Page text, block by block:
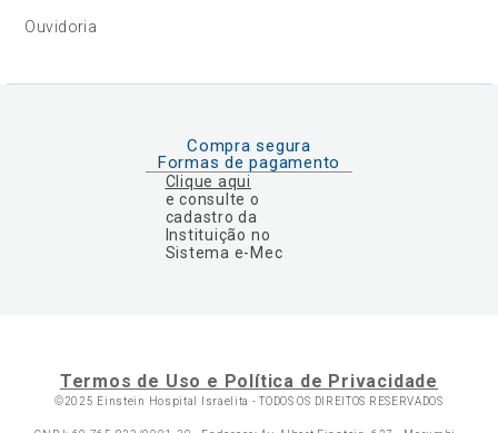
Ouvidoria
Compra segura
Formas de pagamento
Clique aqui
e consulte o
cadastro da
Instituição no
Sistema e-Mec
Termos de Uso e Política de Privacidade
©2025 Einstein Hospital Israelita -TODOS OS DIREITOS RESERVADOS